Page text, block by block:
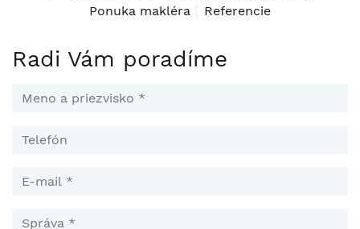
Ponuka makléra
Referencie
Radi Vám poradíme